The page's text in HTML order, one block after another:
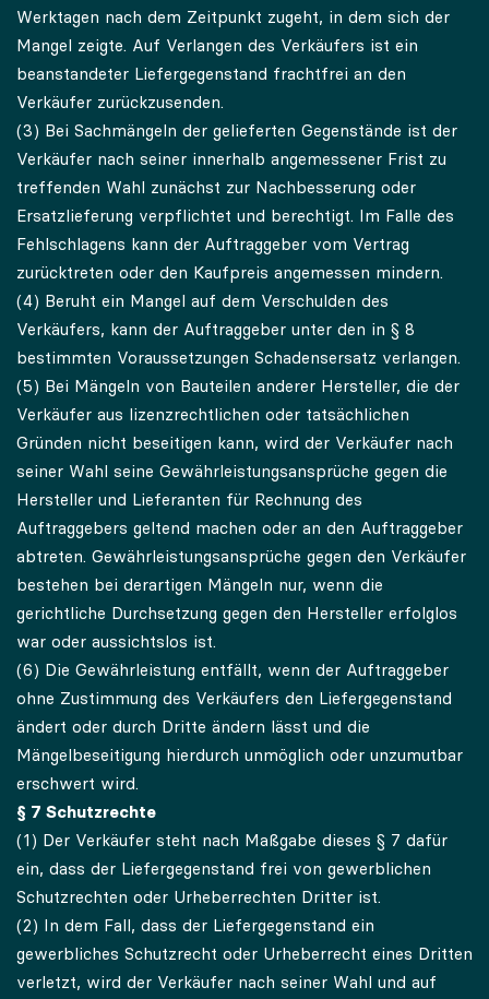
Werktagen nach dem Zeitpunkt zugeht, in dem sich der
Mangel zeigte. Auf Verlangen des Verkäufers ist ein
beanstandeter Liefergegenstand frachtfrei an den
Verkäufer zurückzusenden.
(3) Bei Sachmängeln der gelieferten Gegenstände ist der
Verkäufer nach seiner innerhalb angemessener Frist zu
treffenden Wahl zunächst zur Nachbesserung oder
Ersatzlieferung verpflichtet und berechtigt. Im Falle des
Fehlschlagens kann der Auftraggeber vom Vertrag
zurücktreten oder den Kaufpreis angemessen mindern.
(4) Beruht ein Mangel auf dem Verschulden des
Verkäufers, kann der Auftraggeber unter den in § 8
bestimmten Voraussetzungen Schadensersatz verlangen.
(5) Bei Mängeln von Bauteilen anderer Hersteller, die der
Verkäufer aus lizenzrechtlichen oder tatsächlichen
Gründen nicht beseitigen kann, wird der Verkäufer nach
seiner Wahl seine Gewährleistungsansprüche gegen die
Hersteller und Lieferanten für Rechnung des
Auftraggebers geltend machen oder an den Auftraggeber
abtreten. Gewährleistungsansprüche gegen den Verkäufer
bestehen bei derartigen Mängeln nur, wenn die
gerichtliche Durchsetzung gegen den Hersteller erfolglos
war oder aussichtslos ist.
(6) Die Gewährleistung entfällt, wenn der Auftraggeber
ohne Zustimmung des Verkäufers den Liefergegenstand
ändert oder durch Dritte ändern lässt und die
Mängelbeseitigung hierdurch unmöglich oder unzumutbar
erschwert wird.
§ 7 Schutzrechte
(1) Der Verkäufer steht nach Maßgabe dieses § 7 dafür
ein, dass der Liefergegenstand frei von gewerblichen
Schutzrechten oder Urheberrechten Dritter ist.
(2) In dem Fall, dass der Liefergegenstand ein
gewerbliches Schutzrecht oder Urheberrecht eines Dritten
verletzt, wird der Verkäufer nach seiner Wahl und auf